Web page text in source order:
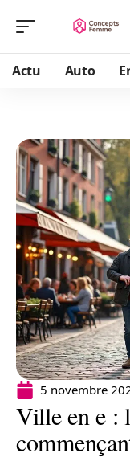
Actu Auto
5 novembre
Ville en e :